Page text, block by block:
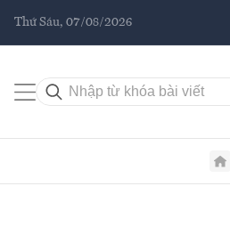
Thứ Sáu, 07/08/2026